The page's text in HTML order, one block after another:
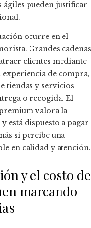
ágiles pueden justificar
ocurre en el
Grandes cadenas
clientes mediante
experiencia de compra,
tiendas y servicios
o recogida. El
valora la
está dispuesto a pagar
si percibe una
en calidad y atención.
y el costo de
marcando